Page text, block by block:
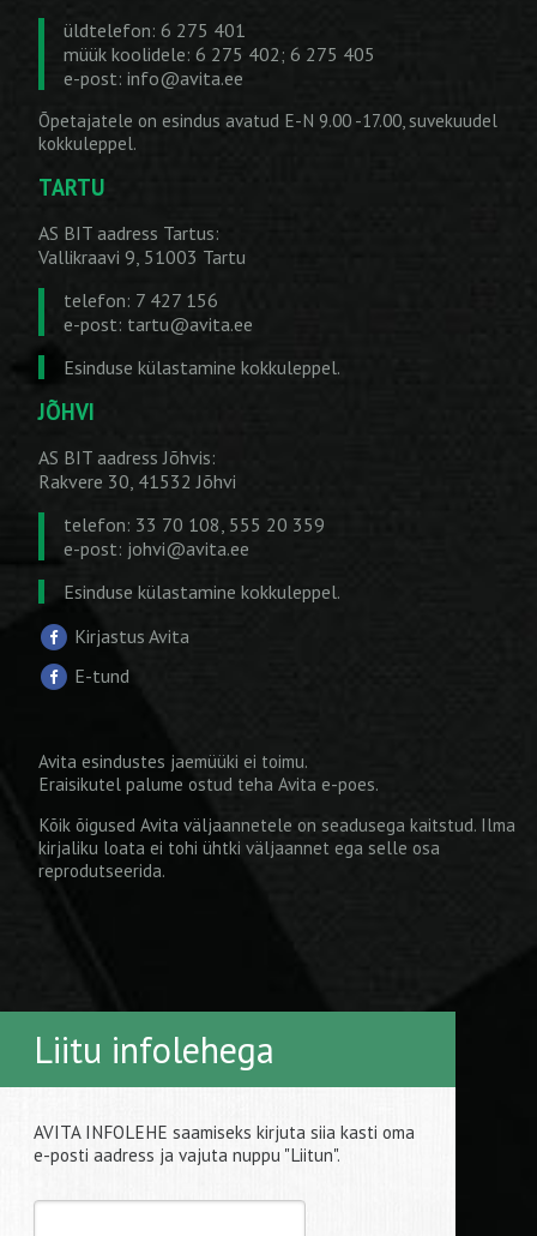
üldtelefon: 6 275 401
müük koolidele: 6 275 402; 6 275 405
e-post: info@avita.ee
Õpetajatele on esindus avatud E-N 9.00 -17.00, suvekuudel
kokkuleppel.
TARTU
AS BIT aadress Tartus:
Vallikraavi 9, 51003 Tartu
telefon: 7 427 156
e-post: tartu@avita.ee
Esinduse külastamine kokkuleppel.
JÕHVI
AS BIT aadress Jõhvis:
Rakvere 30, 41532 Jõhvi
telefon: 33 70 108, 555 20 359
e-post: johvi@avita.ee
Esinduse külastamine kokkuleppel.
Kirjastus Avita
E-tund
Avita esindustes jaemüüki ei toimu.
Eraisikutel palume ostud teha Avita e-poes.
Kõik õigused Avita väljaannetele on seadusega kaitstud. Ilma
kirjaliku loata ei tohi ühtki väljaannet ega selle osa
reprodutseerida.
Liitu infolehega
AVITA INFOLEHE saamiseks kirjuta siia kasti oma
e-posti aadress ja vajuta nuppu "Liitun".